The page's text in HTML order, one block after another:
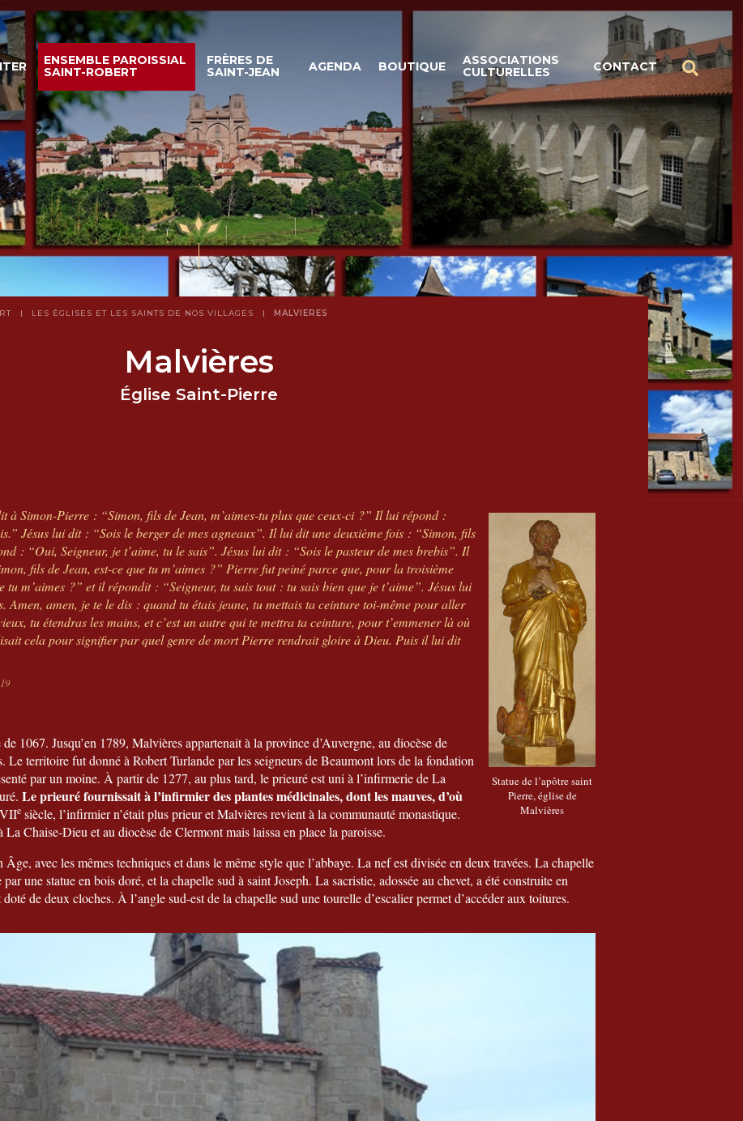
ENSEMBLE PAROISSIAL
SAINT-ROBERT
FRÈRES DE
SAINT-JEAN
AGENDA BOUTIQUE
ASSOCIATIONS
CULTURELLES
CONTACT
LES ÉGLISES ET LES SAINTS DE NOS VILLAGES MALVIÈRES
Malvières
Église Saint-Pierre
Statue de l’apôtre saint
Pierre, église de
Malvières
à Simon-Pierre : “Simon, fils de Jean, m’aimes-tu plus que ceux-ci ?” Il lui répond :
Jésus lui dit : “Sois le berger de mes agneaux”. Il lui dit une deuxième fois : “Simon, fils
: “Oui, Seigneur, je t’aime, tu le sais”. Jésus lui dit : “Sois le pasteur de mes brebis”. Il
fils de Jean, est-ce que tu m’aimes ?” Pierre fut peiné parce que, pour la troisième
m’aimes ?” et il répondit : “Seigneur, tu sais tout : tu sais bien que je t’aime”. Jésus lui
Amen, amen, je te le dis : quand tu étais jeune, tu mettais ta ceinture toi-même pour aller
tu étendras les mains, et c’est un autre qui te mettra ta ceinture, pour t’emmener là où
cela pour signifier par quel genre de mort Pierre rendrait gloire à Dieu. Puis il lui dit
1067. Jusqu’en 1789, Malvières appartenait à la province d’Auvergne, au diocèse de
Le territoire fut donné à Robert Turlande par les seigneurs de Beaumont lors de la fondation
par un moine. À partir de 1277, au plus tard, le prieuré est uni à l’infirmerie de La
Le prieuré fournissait à l’infirmier des plantes médicinales, dont les mauves, d’où
e siècle, l’infirmier n’était plus prieur et Malvières revient à la communauté monastique.
Chaise-Dieu et au diocèse de Clermont mais laissa en place la paroisse.
avec les mêmes techniques et dans le même style que l’abbaye. La nef est divisée en deux travées. La chapelle
une statue en bois doré, et la chapelle sud à saint Joseph. La sacristie, adossée au chevet, a été construite en
de deux cloches. À l’angle sud-est de la chapelle sud une tourelle d’escalier permet d’accéder aux toitures.